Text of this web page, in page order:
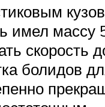
имел массу
скорость
болидов